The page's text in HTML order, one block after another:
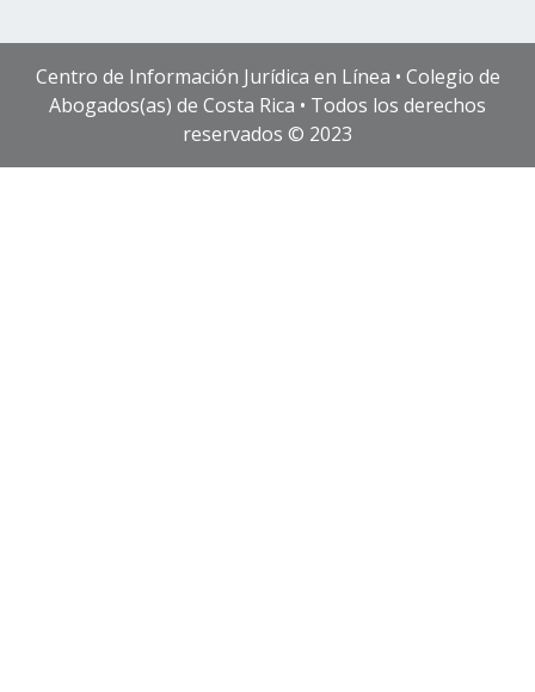
Centro de Información Jurídica en Línea • Colegio de
Abogados(as) de Costa Rica • Todos los derechos
reservados © 2023